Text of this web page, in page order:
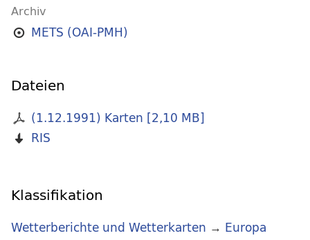
Archiv
METS (OAI-PMH)
Dateien
(1.12.1991) Karten [2,10 MB]
RIS
Klassifikation
Wetterberichte und Wetterkarten → Europa